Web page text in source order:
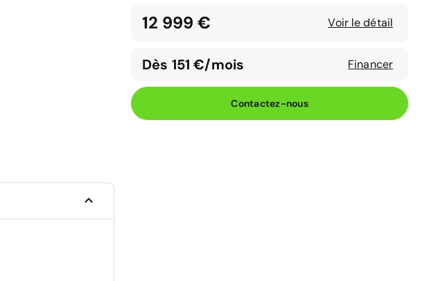
12 999 € Voir le détail
Dès 151 €/mois Financer
Contactez-nous